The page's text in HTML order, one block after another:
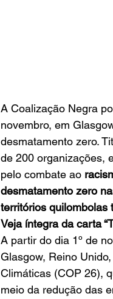
A Coalização Negra
novembro, em
desmatamento zero.
de 200 organizações,
pelo combate ao
desmatamento zero
territórios quilombolas
Veja íntegra da carta
A partir do dia 1º de
Glasgow, Reino
Climáticas (COP 26),
meio da redução das